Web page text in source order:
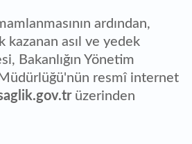
ardından,
asıl ve yedek
Bakanlığın Yönetim
resmî internet
üzerinden